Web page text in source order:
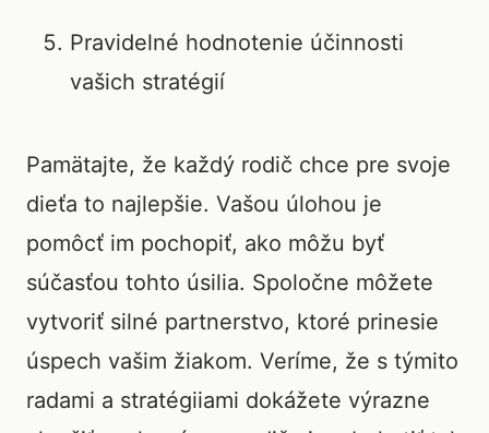
Pravidelné hodnotenie účinnosti
vašich stratégií
Pamätajte, že každý rodič chce pre svoje
dieťa to najlepšie. Vašou úlohou je
pomôcť im pochopiť, ako môžu byť
súčasťou tohto úsilia. Spoločne môžete
vytvoriť silné partnerstvo, ktoré prinesie
úspech vašim žiakom. Veríme, že s týmito
radami a stratégiiami dokážete výrazne